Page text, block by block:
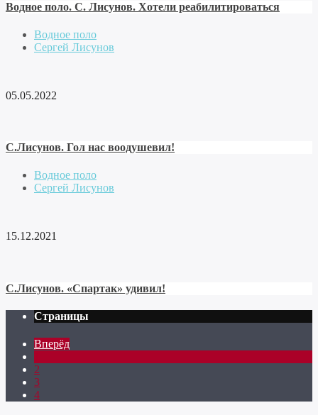
Водное поло. С. Лисунов. Хотели реабилитироваться
Водное поло
Сергей Лисунов
05.05.2022
С.Лисунов. Гол нас воодушевил!
Водное поло
Сергей Лисунов
15.12.2021
С.Лисунов. «Спартак» удивил!
Страницы
Вперёд
2
3
4